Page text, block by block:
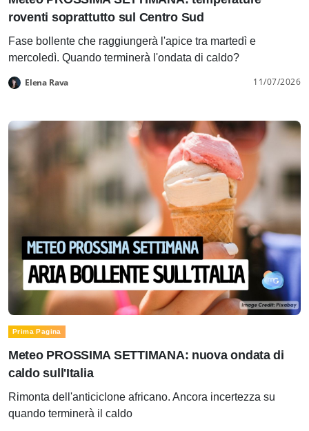
roventi soprattutto sul Centro Sud
Fase bollente che raggiungerà l'apice tra martedì e
mercoledì. Quando terminerà l'ondata di caldo?
Elena Rava 11/07/2026
Prima Pagina
Meteo PROSSIMA SETTIMANA: nuova ondata di
caldo sull'Italia
Rimonta dell'anticiclone africano. Ancora incertezza su
quando terminerà il caldo